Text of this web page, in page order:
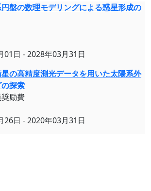
盤の数理モデリングによる惑星形成の
01日 - 2028年03月31日
の高精度測光データを用いた太陽系外
探索
励費
26日 - 2020年03月31日